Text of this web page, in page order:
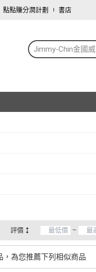
點點賺分潤計劃 書店
Jimmy-Chin金國威
評價 ~
，為您推薦下列相似商品